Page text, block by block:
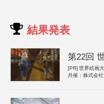
結果発表
第22回
[PR] 世界絵画
共催：株式会